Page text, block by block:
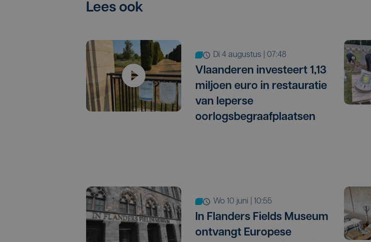
Lees ook
di 4 augustus | 07:48
Vlaanderen investeert 1,13
miljoen euro in restauratie
van Ieperse
oorlogsbegraafplaatsen
wo 10 juni | 10:55
In Flanders Fields Museum
ontvangt Europese